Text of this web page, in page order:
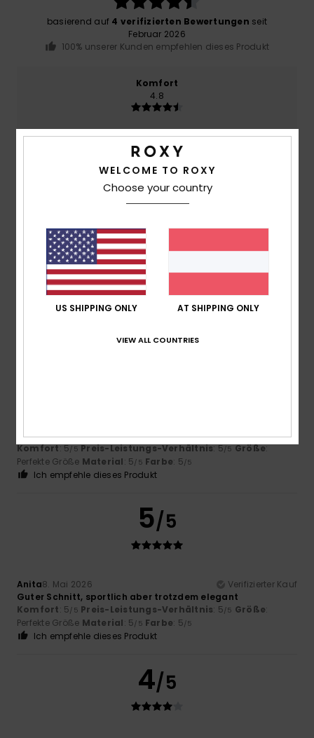
basierend auf 4 verifizierten Bewertungen seit
Februar 2026
100% unserer Kunden empfehlen dieses Produkt
Komfort
4.8
Preis-Leistungs-Verhältnis
4.5
Material
Farbe
5/5
Grössentabelle
Komfort: 5/5 Preis-Leistungs-Verhältnis: 5/5 Größe:
Perfekte Größe Material: 5/5 Farbe: 5/5
Ich empfehle dieses Produkt
5/5
Anita8. Mai 2026
Verifizierter Kauf
Guter Schnitt, sportlich aber trotzdem elegant
Komfort: 5/5 Preis-Leistungs-Verhältnis: 5/5 Größe:
Perfekte Größe Material: 5/5 Farbe: 5/5
Ich empfehle dieses Produkt
4/5
WELCOME TO ROXY
Choose your country
US SHIPPING ONLY AT SHIPPING ONLY
VIEW ALL COUNTRIES